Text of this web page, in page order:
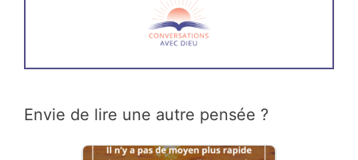
Envie de lire une autre pensée ?